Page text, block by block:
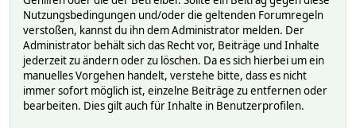
Nutzungsbedingungen und/oder die geltenden Forumregeln
verstoßen, kannst du ihn dem Administrator melden. Der
Administrator behält sich das Recht vor, Beiträge und Inhalte
jederzeit zu ändern oder zu löschen. Da es sich hierbei um ein
manuelles Vorgehen handelt, verstehe bitte, dass es nicht
immer sofort möglich ist, einzelne Beiträge zu entfernen oder
bearbeiten. Dies gilt auch für Inhalte in Benutzerprofilen.